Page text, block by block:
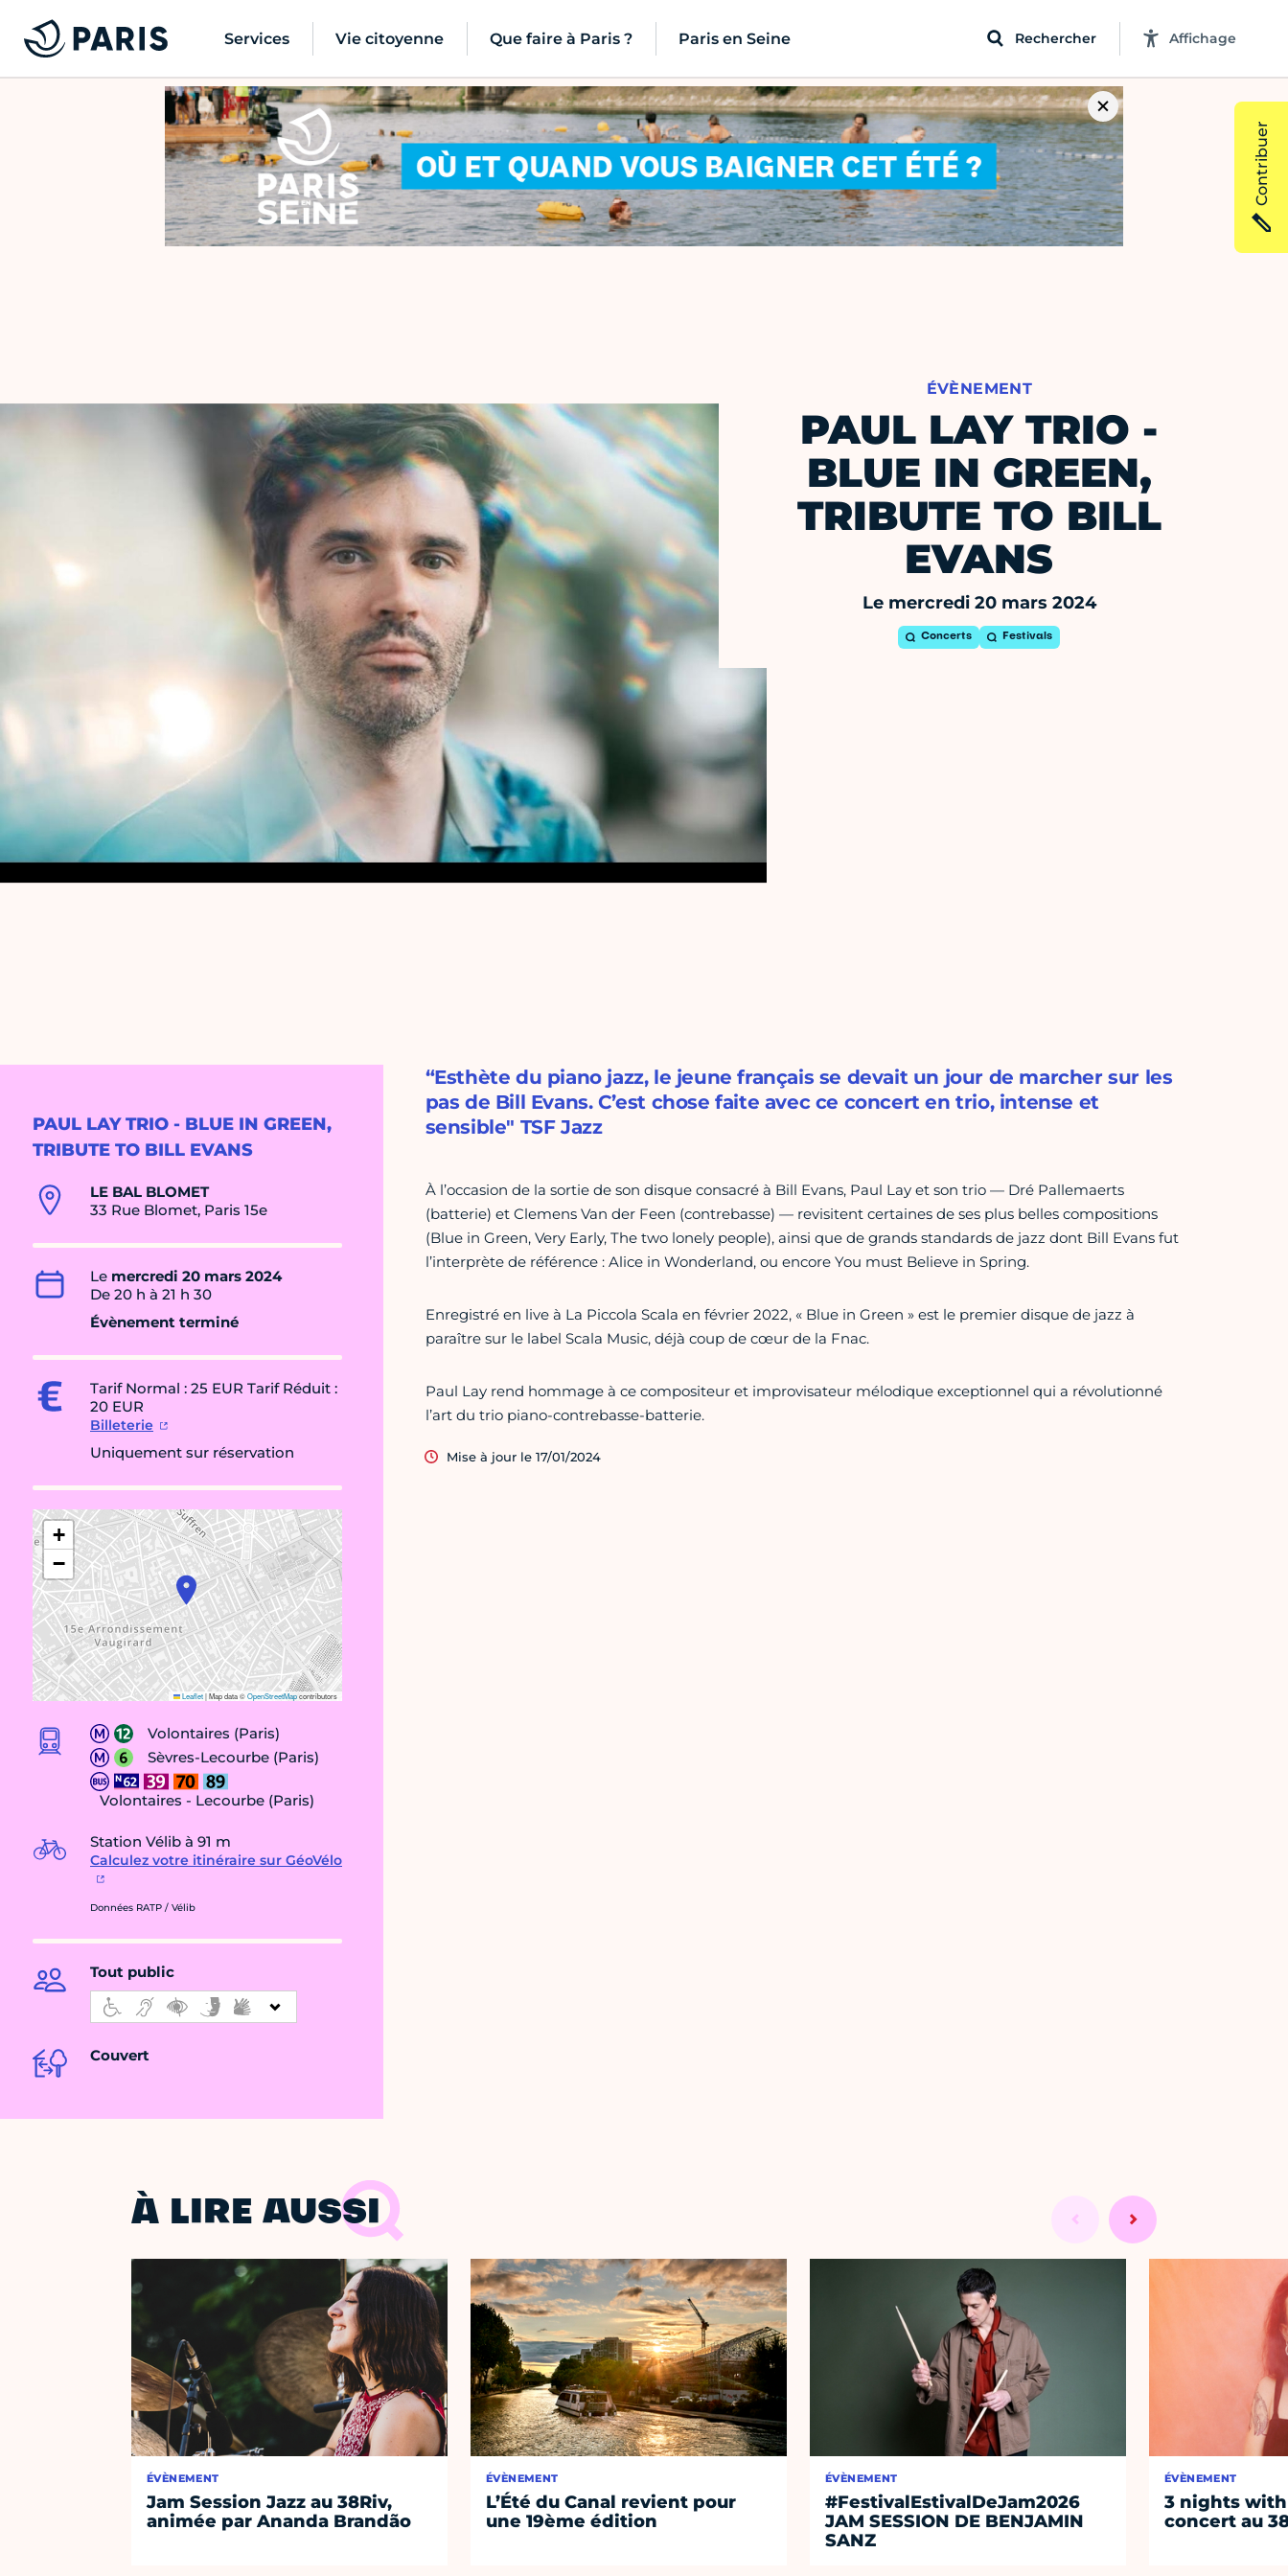
Services Vie citoyenne Que faire à Paris ? Paris en Seine Rechercher Affichage
ÉVÈNEMENT
PAUL LAY TRIO -
BLUE IN GREEN,
TRIBUTE TO BILL
EVANS
Le mercredi 20 mars 2024
Concerts Festivals
PAUL LAY TRIO - BLUE IN GREEN,
TRIBUTE TO BILL EVANS
LE BAL BLOMET
33 Rue Blomet, Paris 15e
Le mercredi 20 mars 2024
De 20 h à 21 h 30
Évènement terminé
Tarif Normal : 25 EUR Tarif Réduit :
20 EUR
Billeterie
Uniquement sur réservation
+
−
Leaflet|Map data ©OpenStreetMapcontributors
Volontaires (Paris)
Sèvres-Lecourbe (Paris)
Volontaires - Lecourbe (Paris)
Station Vélib à 91 m
Calculez votre itinéraire sur GéoVélo
Données RATP / Vélib
Tout public
Couvert
“Esthète du piano jazz, le jeune français se devait un jour de marcher sur les
pas de Bill Evans. C’est chose faite avec ce concert en trio, intense et
sensible" TSF Jazz
À l’occasion de la sortie de son disque consacré à Bill Evans, Paul Lay et son trio — Dré Pallemaerts
(batterie) et Clemens Van der Feen (contrebasse) — revisitent certaines de ses plus belles compositions
(Blue in Green, Very Early, The two lonely people), ainsi que de grands standards de jazz dont Bill Evans fut
l’interprète de référence : Alice in Wonderland, ou encore You must Believe in Spring.
Enregistré en live à La Piccola Scala en février 2022, « Blue in Green » est le premier disque de jazz à
paraître sur le label Scala Music, déjà coup de cœur de la Fnac.
Paul Lay rend hommage à ce compositeur et improvisateur mélodique exceptionnel qui a révolutionné
l’art du trio piano-contrebasse-batterie.
Mise à jour le 17/01/2024
À LIRE AUSSI
ÉVÈNEMENT
Jam Session Jazz au 38Riv,
animée par Ananda Brandão
ÉVÈNEMENT
L’Été du Canal revient pour
une 19ème édition
ÉVÈNEMENT
#FestivalEstivalDeJam2026
JAM SESSION DE BENJAMIN
SANZ
ÉVÈNEMENT
3 nights with
concert au
Contribuer